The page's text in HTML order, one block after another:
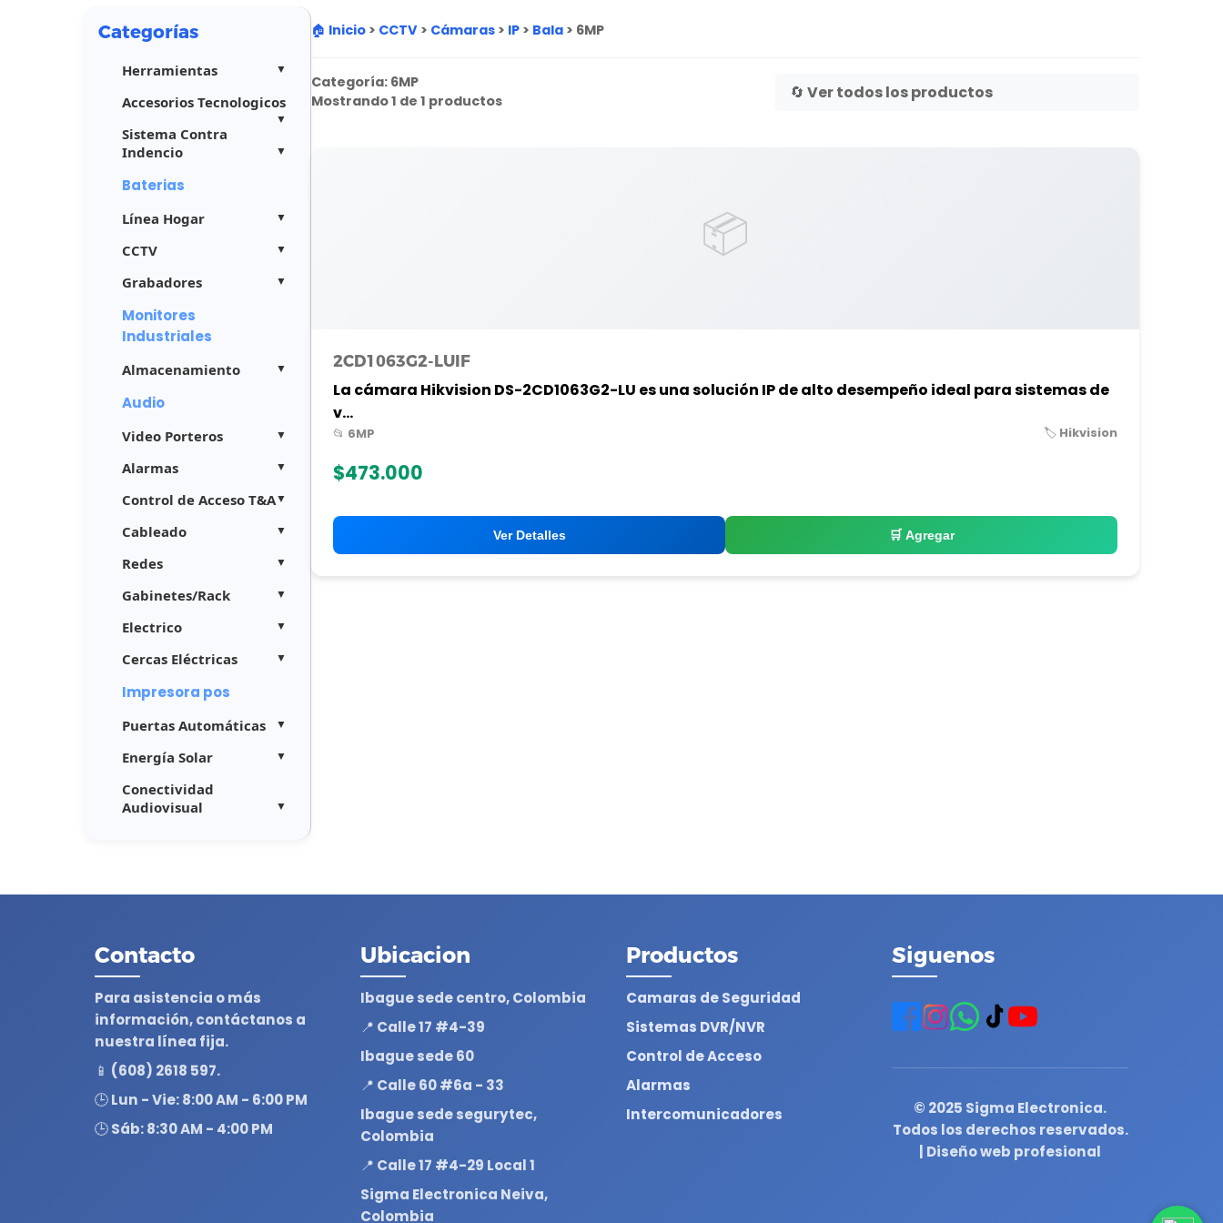
Categorías
Herramientas
Accesorios Tecnologicos
Sistema Contra
Indencio
Baterias
Línea Hogar
CCTV
Grabadores
Monitores
Industriales
Almacenamiento
Audio
Video Porteros
Alarmas
Control de Acceso T&A
Cableado
Redes
Gabinetes/Rack
Electrico
Cercas Eléctricas
Impresora pos
Puertas Automáticas
Energía Solar
Conectividad
Audiovisual
🏠 Inicio > CCTV > Cámaras > IP > Bala > 6MP
Categoría: 6MP
Mostrando 1 de 1 productos
🔄 Ver todos los productos
📦
2CD1063G2-LUIF
La cámara Hikvision DS-2CD1063G2-LU es una solución IP de alto desempeño ideal para sistemas de
v...
📂 6MP 🏷️ Hikvision
$473.000
Ver Detalles 🛒 Agregar
Contacto
Para asistencia o más
información, contáctanos a
nuestra línea fija.
📱 (608) 2618 597.
🕒 Lun - Vie: 8:00 AM - 6:00 PM
🕒 Sáb: 8:30 AM - 4:00 PM
Ubicacion
Ibague sede centro, Colombia
📍 Calle 17 #4-39
Ibague sede 60
📍 Calle 60 #6a - 33
Ibague sede segurytec,
Colombia
📍 Calle 17 #4-29 Local 1
Sigma Electronica Neiva,
Colombia
Productos
Camaras de Seguridad
Sistemas DVR/NVR
Control de Acceso
Alarmas
Intercomunicadores
Siguenos
© 2025 Sigma Electronica.
Todos los derechos reservados.
| Diseño web profesional